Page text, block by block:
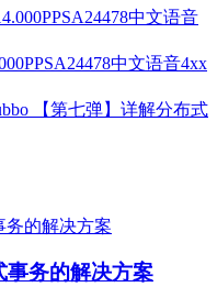
中文语音4xx
【第七弹】详解分布式
事务的解决方案